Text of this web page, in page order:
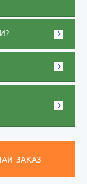
ЗАКАЗ